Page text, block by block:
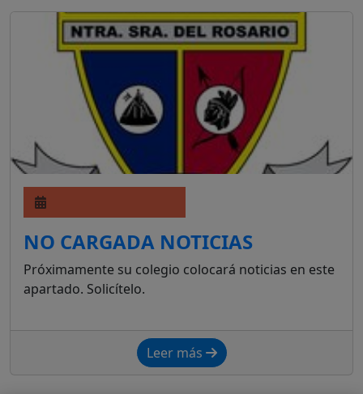
NO CARGADA NOTICIAS
Próximamente su colegio colocará noticias en este
apartado. Solicítelo.
Leer más